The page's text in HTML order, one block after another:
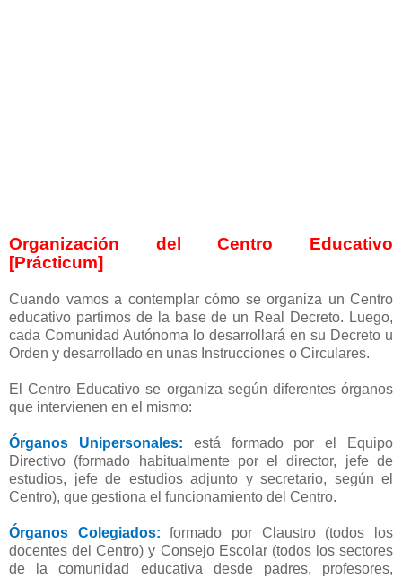
Organización del Centro Educativo
[Prácticum]
Cuando vamos a contemplar cómo se organiza un Centro
educativo partimos de la base de un Real Decreto. Luego,
cada Comunidad Autónoma lo desarrollará en su Decreto u
Orden y desarrollado en unas Instrucciones o Circulares.
El Centro Educativo se organiza según diferentes órganos
que intervienen en el mismo:
Órganos Unipersonales: está formado por el Equipo
Directivo (formado habitualmente por el director, jefe de
estudios, jefe de estudios adjunto y secretario, según el
Centro), que gestiona el funcionamiento del Centro.
Órganos Colegiados: formado por Claustro (todos los
docentes del Centro) y Consejo Escolar (todos los sectores
de la comunidad educativa desde padres, profesores,